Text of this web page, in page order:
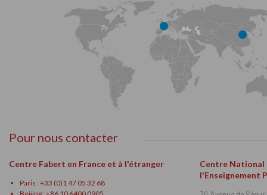
Pour nous contacter
Centre Fabert en France et à l'étranger
Paris : +33 (0)1 47 05 32 68
Centre National
l'Enseignement